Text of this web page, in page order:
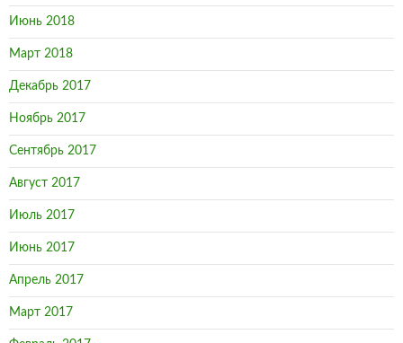
Июнь 2018
Март 2018
Декабрь 2017
Ноябрь 2017
Сентябрь 2017
Август 2017
Июль 2017
Июнь 2017
Апрель 2017
Март 2017